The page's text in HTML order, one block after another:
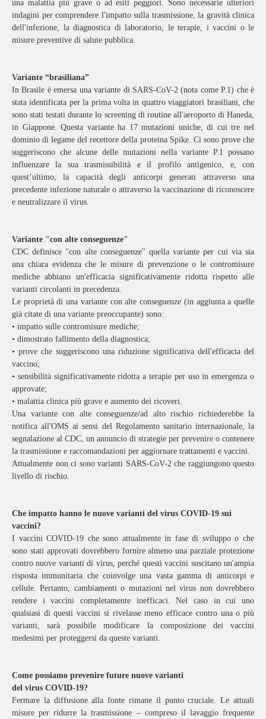
una malattia più grave o ad esiti peggiori. Sono necessarie ulteriori
indagini per comprendere l'impatto sulla trasmissione, la gravità clinica
dell'infezione, la diagnostica di laboratorio, le terapie, i vaccini o le
misure preventive di salute pubblica.
Variante “brasiliana”
In Brasile è emersa una variante di SARS-CoV-2 (nota come P.1) che è
stata identificata per la prima volta in quattro viaggiatori brasiliani, che
sono stati testati durante lo screening di routine all'aeroporto di Haneda,
in Giappone. Questa variante ha 17 mutazioni uniche, di cui tre nel
dominio di legame del recettore della proteina Spike. Ci sono prove che
suggeriscono che alcune delle mutazioni nella variante P.1 possano
influenzare la sua trasmissibilità e il profilo antigenico, e, con
quest’ultimo, la capacità degli anticorpi generati attraverso una
precedente infezione naturale o attraverso la vaccinazione di riconoscere
e neutralizzare il virus.
Variante "con alte conseguenze"
CDC definisce "con alte conseguenze" quella variante per cui via sia
una chiara evidenza che le misure di prevenzione o le contromisure
mediche abbiano un'efficacia significativamente ridotta rispetto alle
varianti circolanti in precedenza.
Le proprietà di una variante con alte conseguenze (in aggiunta a quelle
già citate di una variante preoccupante) sono:
• impatto sulle contromisure mediche;
• dimostrato fallimento della diagnostica;
• prove che suggeriscono una riduzione significativa dell'efficacia del
vaccino;
• sensibilità significativamente ridotta a terapie per uso in emergenza o
approvate;
• malattia clinica più grave e aumento dei ricoveri.
Una variante con alte conseguenze/ad alto rischio richiederebbe la
notifica all'OMS ai sensi del Regolamento sanitario internazionale, la
segnalazione al CDC, un annuncio di strategie per prevenire o contenere
la trasmissione e raccomandazioni per aggiornare trattamenti e vaccini.
Attualmente non ci sono varianti SARS-CoV-2 che raggiungono questo
livello di rischio.
Che impatto hanno le nuove varianti del virus COVID-19 sui
vaccini?
I vaccini COVID-19 che sono attualmente in fase di sviluppo o che
sono stati approvati dovrebbero fornire almeno una parziale protezione
contro nuove varianti di virus, perché questi vaccini suscitano un'ampia
risposta immunitaria che coinvolge una vasta gamma di anticorpi e
cellule. Pertanto, cambiamenti o mutazioni nel virus non dovrebbero
rendere i vaccini completamente inefficaci. Nel caso in cui uno
qualsiasi di questi vaccini si rivelasse meno efficace contro una o più
varianti, sarà possibile modificare la composizione dei vaccini
medesimi per proteggersi da queste varianti.
Come possiamo prevenire future nuove varianti
del virus COVID-19?
Fermare la diffusione alla fonte rimane il punto cruciale. Le attuali
misure per ridurre la trasmissione – compreso il lavaggio frequente